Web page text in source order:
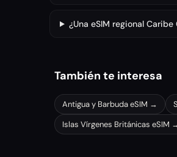
¿Una eSIM regional
También te interesa
Antigua y BarbudaeSIM →
Islas Vírgenes Británicas eSIM